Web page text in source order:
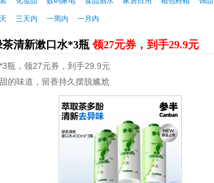
三天内 一周内 一月内
茶清新漱口水*3瓶领27元券，到手29.9元
瓶，领27元券，到手29.9元
的味道，留香持久摆脱尴尬